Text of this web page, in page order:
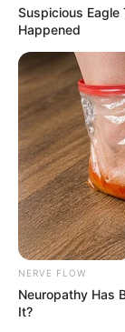
15:53 / 06
xəttinə
açıqladı
109
Suspicious Eagle
Happened
NERVE FLOW
Neuropathy Has
It?